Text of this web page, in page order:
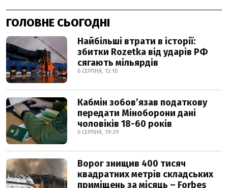
ГОЛОВНЕ СЬОГОДНІ
Найбільші втрати в історії:
збитки Rozetka від ударів РФ
сягають мільярдів
6 СЕРПНЯ, 12:10
Кабмін зобовʼязав податкову
передати Міноборони дані
чоловіків 18-60 років
6 СЕРПНЯ, 19:39
Ворог знищив 400 тисяч
квадратних метрів складських
приміщень за місяць – Forbes